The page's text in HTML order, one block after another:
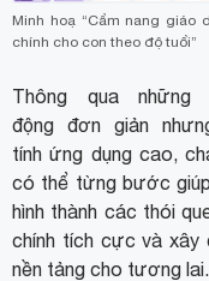
Minh hoạ “Cẩm nang giáo
chính cho con theo độ tuổi”
Thông qua những
động đơn giản
tính ứng dụng cao,
có thể từng bước
hình thành các thói
chính tích cực và xây
nền tảng cho tương lai.